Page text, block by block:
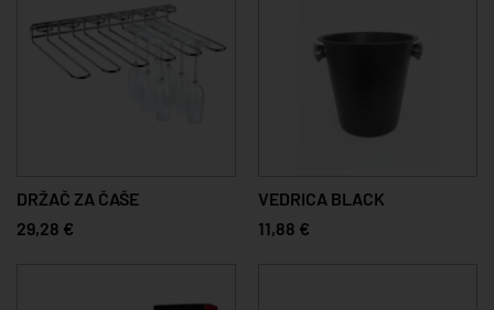
DRŽAČ ZA ČAŠE
29,28 €
VEDRICA BLACK
11,88 €